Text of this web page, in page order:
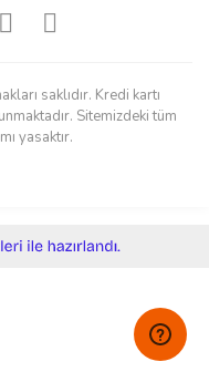
saklıdır. Kredi kartı
Sitemizdeki tüm
yasaktır.
e-